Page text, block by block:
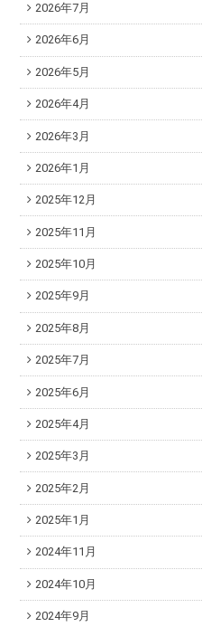
2026年7月
2026年6月
2026年5月
2026年4月
2026年3月
2026年1月
2025年12月
2025年11月
2025年10月
2025年9月
2025年8月
2025年7月
2025年6月
2025年4月
2025年3月
2025年2月
2025年1月
2024年11月
2024年10月
2024年9月